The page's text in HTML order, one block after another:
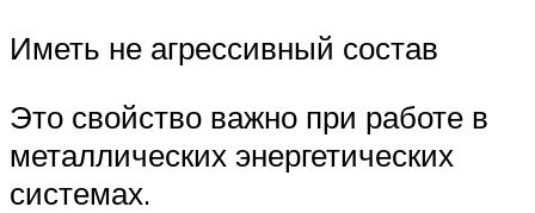
Иметь не агрессивный состав
Это свойство важно при работе в
металлических энергетических
системах.